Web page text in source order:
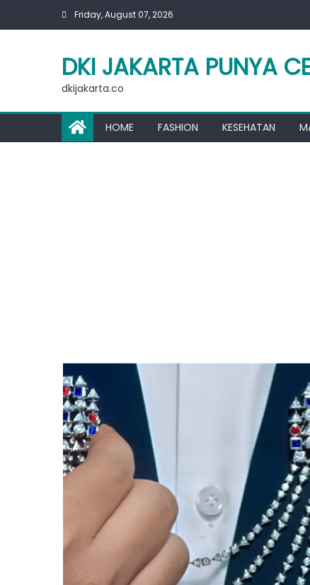
Friday, August 07, 2026
DKI JAKARTA PUNYA
dkijakarta.co
HOME FASHION KESEHATAN